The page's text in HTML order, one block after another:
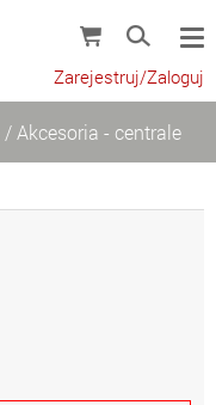
Zarejestruj/Zaloguj
/ Akcesoria - centrale